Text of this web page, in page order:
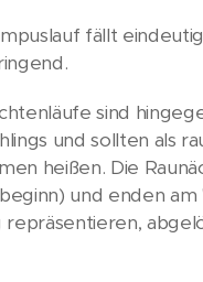
fällt
sind
und sollten als
heißen. Die
und enden
repräsentieren,